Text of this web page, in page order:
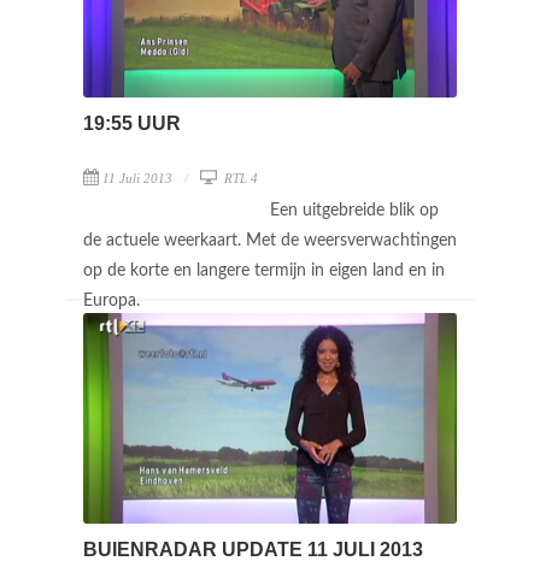
19:55 UUR
11 Juli 2013 RTL 4
Een uitgebreide blik op
de actuele weerkaart. Met de weersverwachtingen
op de korte en langere termijn in eigen land en in
Europa.
BUIENRADAR UPDATE 11 JULI 2013